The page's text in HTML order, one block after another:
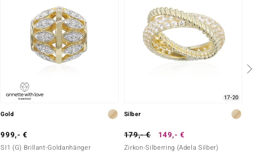
Gold
999,- €
SI1 (G) Brillant-Goldanhänger
17-20
Silber
179,- € 149,- €
Zirkon-Silberring (Adela Silber)